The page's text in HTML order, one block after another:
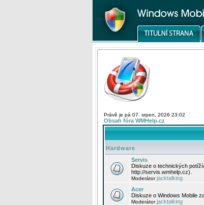
Právě je pá 07. srpen, 2026 23:02
Obsah fóra WMHelp.cz
Hardware
Servis
Diskuze o technických
http://servis.wmhelp.cz).
Moderátorjacktalking
Acer
Diskuze o Windows Mobile
Moderátorjacktalking